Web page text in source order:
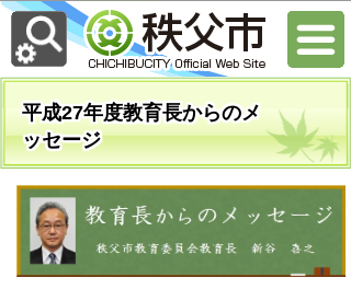
平成27年度教育長からのメ
ッセージ